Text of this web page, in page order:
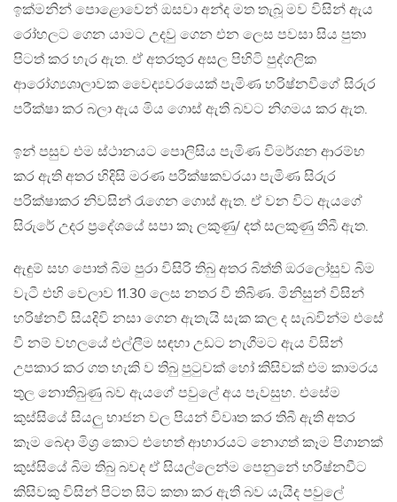
ඉක්මනින් පොළොවෙන් ඔසවා අන්ද මත තැබූ මව විසින් ඇය
රෝහලට ගෙන යාමට උදවු ගෙන එන ලෙස පවසා සිය පුතා
පිටත් කර හැර ඇත. ඒ අතරතුර අසල පිහිටි පුද්ගලික
ආරෝග්‍යශාලාවක වෛද්‍යවරයෙක් පැමිණ හරිෂ්නවීගේ සිරුර
පරීක්ෂා කර බලා ඇය මිය ගොස් ඇති බවට නිගමය කර ඇත.
ඉන් පසුව එම ස්ථානයට පොලිසිය පැමිණ විමර්ශන ආරම්භ
කර ඇති අතර හිදිසි මරණ පරීක්ෂකවරයා පැමිණ සිරුර
පරික්ෂාකර නිවසින් රැගෙන ගොස් ඇත. ඒ වන විට ඇයගේ
සිරුරේ උදර ප්‍රදේශයේ සපා කෑ ලකුණු/ දත් සලකුණු තිබී ඇත.
ඇඳුම් සහ පොත් බිම පුරා විසිරි තිබු අතර බිත්ති ඔරලෝසුව බිම
වැටී එහි වෙලාව 11.30 ලෙස නතර වී තිබිණ. මිනිසුන් විසින්
හරිෂ්නවී සියදිවි නසා ගෙන ඇතැයි සැක කල ද සැබවින්ම එසේ
වී නම් වහලයේ එල්ලීම සඳහා උඩට නැගීමට ඇය විසින්
උපකාර කර ගත හැකි ව තිබු පුටුවක් හෝ කිසිවක් එම කාමරය
තුල නොතිබුණු බව ඇයගේ පවුලේ අය පැවසුහ. එසේම
කුස්සියේ සියලු භාජන වල පියන් විවෘත කර තිබී ඇති අතර
කෑම බෙදා මිශ්‍ර කොට එහෙත් ආහාරයට නොගත් කෑම පිගානක්
කුස්සියේ බිම තිබු බවද ඒ සියල්ලෙන්ම පෙනුනේ හරිෂ්නවීට
කිසිවකු විසින් පිටත සිට කතා කර ඇති බව යැයිද පවුලේ